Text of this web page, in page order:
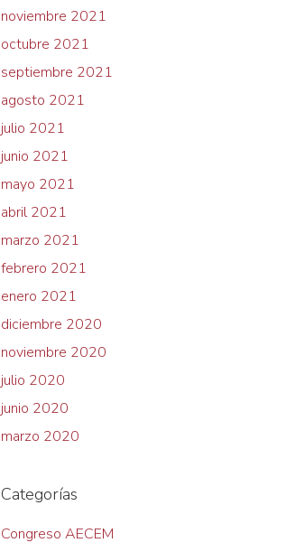
noviembre 2021
octubre 2021
septiembre 2021
agosto 2021
julio 2021
junio 2021
mayo 2021
abril 2021
marzo 2021
febrero 2021
enero 2021
diciembre 2020
noviembre 2020
julio 2020
junio 2020
marzo 2020
Categorías
Congreso AECEM